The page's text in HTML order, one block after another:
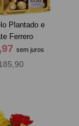
Plantado e
Ferrero
sem juros